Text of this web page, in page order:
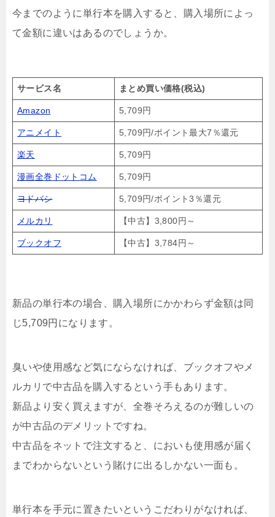
今までのように単行本を購入すると、購入場所によっ
て金額に違いはあるのでしょうか。
サービス名 まとめ買い価格(税込)
Amazon 5,709円
アニメイト 5,709円/ポイント最大7％還元
楽天 5,709円
漫画全巻ドットコム 5,709円
ヨドバシ 5,709円/ポイント3％還元
メルカリ 【中古】3,800円～
ブックオフ 【中古】3,784円～
新品の単行本の場合、購入場所にかかわらず金額は同
じ5,709円になります。
臭いや使用感など気にならなければ、ブックオフやメ
ルカリで中古品を購入するという手もあります。
新品より安く買えますが、全巻そろえるのが難しいの
が中古品のデメリットですね。
中古品をネットで注文すると、においも使用感が届く
までわからないという賭けに出るしかない一面も。
単行本を手元に置きたいというこだわりがなければ、